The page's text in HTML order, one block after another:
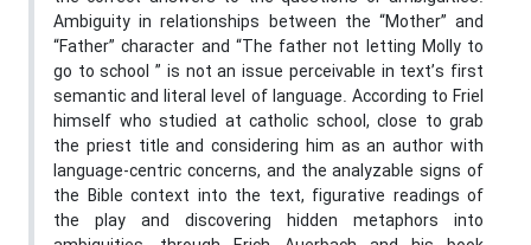
Ambiguity in relationships between the “Mother” and
“Father” character and “The father not letting Molly to
go to school ” is not an issue perceivable in text’s first
semantic and literal level of language. According to Friel
himself who studied at catholic school, close to grab
the priest title and considering him as an author with
language-centric concerns, and the analyzable signs of
the Bible context into the text, figurative readings of
the play and discovering hidden metaphors into